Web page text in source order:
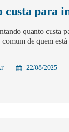
custa para
quanto custa
de quem
22/08/2025